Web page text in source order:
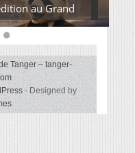
au Grand
Tanger – tanger-
- Designed by